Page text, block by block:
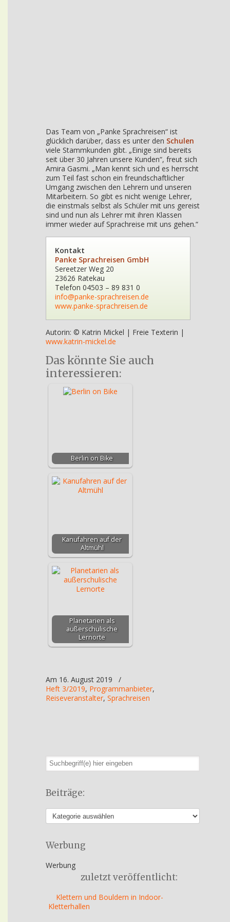
Das Team von „Panke Sprachreisen“ ist
glücklich darüber, dass es unter den Schulen
viele Stammkunden gibt. „Einige sind bereits
seit über 30 Jahren unsere Kunden“, freut sich
Amira Gasmi. „Man kennt sich und es herrscht
zum Teil fast schon ein freundschaftlicher
Umgang zwischen den Lehrern und unseren
Mitarbeitern. So gibt es nicht wenige Lehrer,
die einstmals selbst als Schüler mit uns gereist
sind und nun als Lehrer mit ihren Klassen
immer wieder auf Sprachreise mit uns gehen.“
Kontakt
Panke Sprachreisen GmbH
Sereetzer Weg 20
23626 Ratekau
Telefon 04503 – 89 831 0
info@panke-sprachreisen.de
www.panke-sprachreisen.de
Autorin: © Katrin Mickel | Freie Texterin |
www.katrin-mickel.de
Das könnte Sie auch
interessieren:
Berlin on Bike
Kanufahren auf der
Altmühl
Planetarien als
außerschulische
Lernorte
Am 16. August 2019
/
Heft 3/2019, Programmanbieter,
Reiseveranstalter, Sprachreisen
Beiträge:
Werbung
Werbung
zuletzt veröffentlicht:
Klettern und Bouldern in Indoor-
Kletterhallen